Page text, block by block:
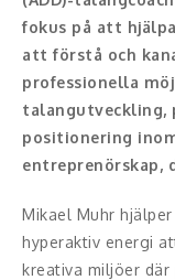
Moderator
Konferencier
Radio och TV-
Underhållning och
Event
fokus på att
att förstå och
professionella
talangutveckling,
positionering
entreprenörskap,
Mikael Muhr
hyperaktiv energi
kreativa miljöer där